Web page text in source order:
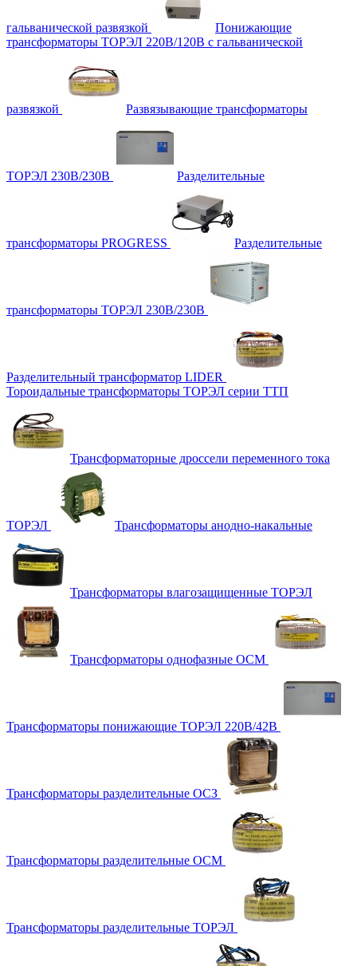
гальванической развязкой
Понижающие
трансформаторы ТОРЭЛ 220В/120В с гальванической
развязкой Развязывающие трансформаторы
ТОРЭЛ 230В/230В Разделительные
трансформаторы PROGRESS Разделительные
трансформаторы ТОРЭЛ 230В/230В
Разделительный трансформатор LIDER
Тороидальные трансформаторы ТОРЭЛ серии ТТП
Трансформаторные дроссели переменного тока
ТОРЭЛ Трансформаторы анодно-накальные
Трансформаторы влагозащищенные ТОРЭЛ
Трансформаторы однофазные ОСМ
Трансформаторы понижающие ТОРЭЛ 220В/42В
Трансформаторы разделительные ОСЗ
Трансформаторы разделительные ОСМ
Трансформаторы разделительные ТОРЭЛ